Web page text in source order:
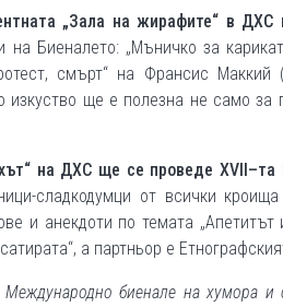
„Зала на жирафите“ в ДХС
на Биеналето: „Мъничко за
смърт“ на Франсис
изкуство ще е полезна не само
на ДХС ще се проведеXVII–та
сладкодумци от всички
и анекдоти по темата „Апетитът
а партньор е
биенале на хумора и